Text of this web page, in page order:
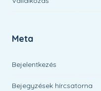
Meta
Bejelentkezés
Bejegyzések hírcsatorna